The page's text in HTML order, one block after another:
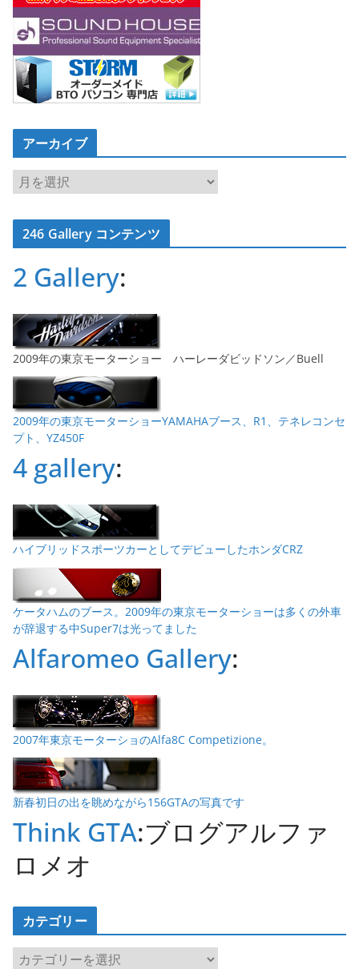
アーカイブ
ア
ー
カ
イ246 Gallery コンテンツ
2 Gallery:
2009年の東京モーターショー ハーレーダビッドソン／Buell
2009年の東京モーターショーYAMAHAブース、R1、テネレコンセ
プト、YZ450F
4 gallery:
ハイブリッドスポーツカーとしてデビューしたホンダCRZ
ケータハムのブース。2009年の東京モーターショーは多くの外車
が辞退する中Super7は光ってました
Alfaromeo Gallery:
2007年東京モーターショのAlfa8C Competizione。
新春初日の出を眺めながら156GTAの写真です
Think GTA:ブログアルファ
ロメオ
カテゴリー
カ